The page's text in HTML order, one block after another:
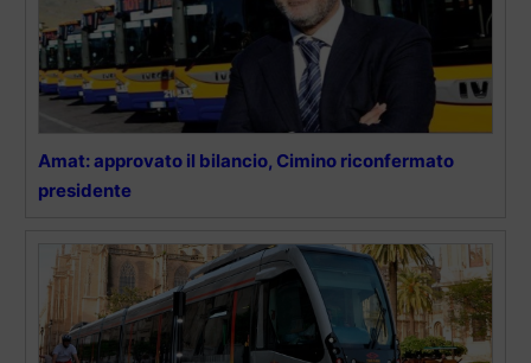
Amat: approvato il bilancio, Cimino riconfermato
presidente